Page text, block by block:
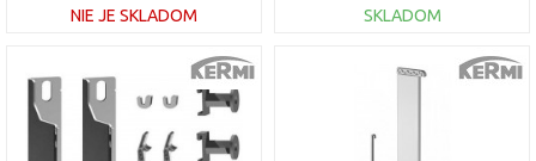
NIE JE SKLADOM
DO KOŠÍKA
Porovnať
SKLADOM
DO KOŠÍKA